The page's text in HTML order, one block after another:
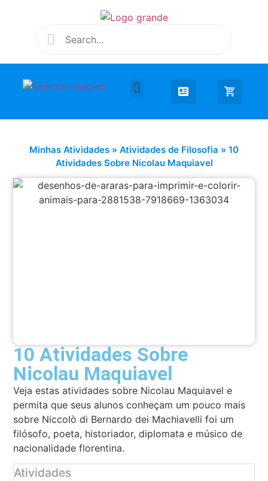
Minhas Atividades » Atividades de Filosofia » 10
Atividades Sobre Nicolau Maquiavel
10 Atividades Sobre
Nicolau Maquiavel
Veja estas atividades sobre Nicolau Maquiavel e
permita que seus alunos conheçam um pouco mais
sobre Niccolò di Bernardo dei Machiavelli foi um
filósofo, poeta, historiador, diplomata e músico de
nacionalidade florentina.
Atividades